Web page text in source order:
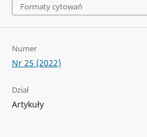
Formaty cytowań
Numer
Nr 25 (2022)
Dział
Artykuły